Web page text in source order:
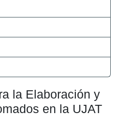
la Elaboración y
en la UJAT